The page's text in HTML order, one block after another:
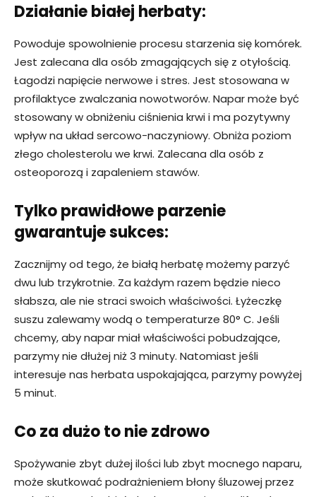
Działanie białej herbaty:
Powoduje spowolnienie procesu starzenia się komórek.
Jest zalecana dla osób zmagających się z otyłością.
Łagodzi napięcie nerwowe i stres. Jest stosowana w
profilaktyce zwalczania nowotworów. Napar może być
stosowany w obniżeniu ciśnienia krwi i ma pozytywny
wpływ na układ sercowo-naczyniowy. Obniża poziom
złego cholesterolu we krwi. Zalecana dla osób z
osteoporozą i zapaleniem stawów.
Tylko prawidłowe parzenie
gwarantuje sukces:
Zacznijmy od tego, że białą herbatę możemy parzyć
dwu lub trzykrotnie. Za każdym razem będzie nieco
słabsza, ale nie straci swoich właściwości. Łyżeczkę
suszu zalewamy wodą o temperaturze 80° C. Jeśli
chcemy, aby napar miał właściwości pobudzające,
parzymy nie dłużej niż 3 minuty. Natomiast jeśli
interesuje nas herbata uspokajająca, parzymy powyżej
5 minut.
Co za dużo to nie zdrowo
Spożywanie zbyt dużej ilości lub zbyt mocnego naparu,
może skutkować podrażnieniem błony śluzowej przez